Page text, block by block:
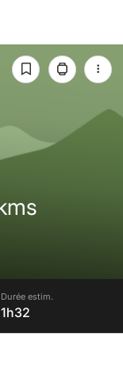
Durée estim.
1h32